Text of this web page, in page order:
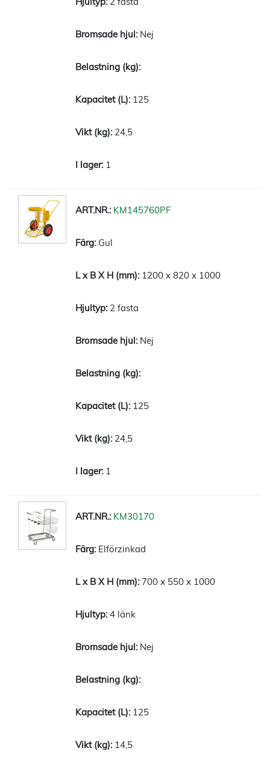
Nej
125
24,5
1
KM145760PF
Gul
1200 x 820 x 1000
2 fasta
Nej
125
24,5
1
KM30170
Elförzinkad
700 x 550 x 1000
4 länk
Nej
125
14,5